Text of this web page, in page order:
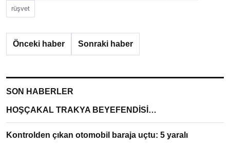
rüşvet
Önceki haber Sonraki haber
SON HABERLER
HOŞÇAKAL TRAKYA BEYEFENDİSİ…
Kontrolden çıkan otomobil baraja uçtu: 5 yaralı